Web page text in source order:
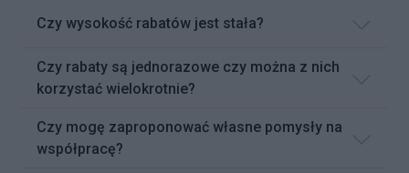
Czy wysokość rabatów jest stała?
Czy rabaty są jednorazowe czy można z nich
korzystać wielokrotnie?
Czy mogę zaproponować własne pomysły na
współpracę?